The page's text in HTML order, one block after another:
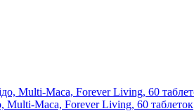
Multi-Maca, Forever Living, 60 таблеток